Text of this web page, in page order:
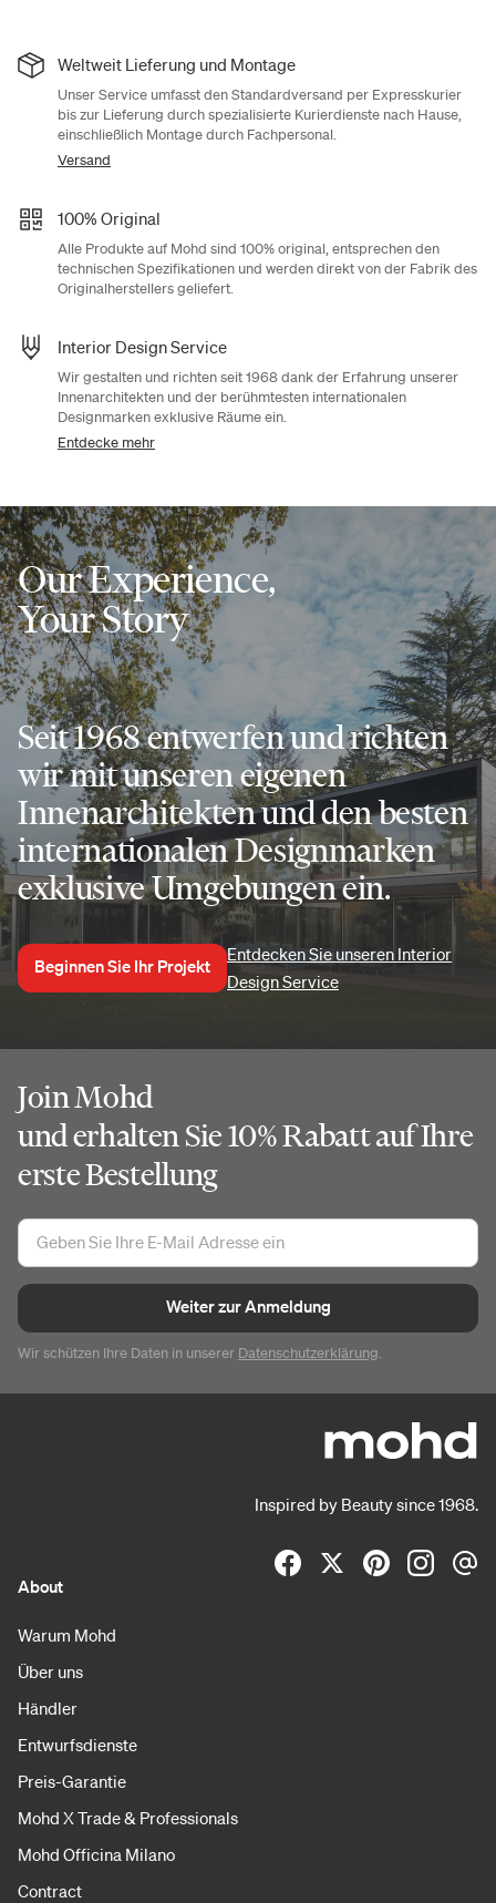
Weltweit Lieferung und Montage
Unser Service umfasst den Standardversand per Expresskurier
bis zur Lieferung durch spezialisierte Kurierdienste nach Hause,
einschließlich Montage durch Fachpersonal.
Versand
100% Original
Alle Produkte auf Mohd sind 100% original, entsprechen den
technischen Spezifikationen und werden direkt von der Fabrik des
Originalherstellers geliefert.
Interior Design Service
Wir gestalten und richten seit 1968 dank der Erfahrung unserer
Innenarchitekten und der berühmtesten internationalen
Designmarken exklusive Räume ein.
Entdecke mehr
Our Experience,
Your Story
Seit 1968 entwerfen und richten
wir mit unseren eigenen
Innenarchitekten und den besten
internationalen Designmarken
exklusive Umgebungen ein.
Beginnen Sie Ihr Projekt
Entdecken Sie unseren Interior
Design Service
Join Mohd
und erhalten Sie 10% Rabatt auf Ihre
erste Bestellung
Weiter zur Anmeldung
Wir schützen Ihre Daten in unserer Datenschutzerklärung.
Inspired by Beauty since 1968.
About
Warum Mohd
Über uns
Händler
Entwurfsdienste
Preis-Garantie
Mohd X Trade & Professionals
Mohd Officina Milano
Contract